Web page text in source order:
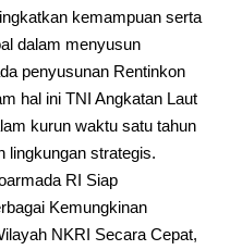
kemampuan serta
dalam menyusun
penyusunan Rentinkon
hal ini TNI Angkatan Laut
kurun waktu satu tahun
lingkungan strategis.
RI Siap
Kemungkinan
NKRI Secara Cepat,